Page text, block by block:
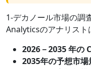
1-デカノール市場の調
Analyticsのアナリスト
2026－2035 年の
2035年の予想市場